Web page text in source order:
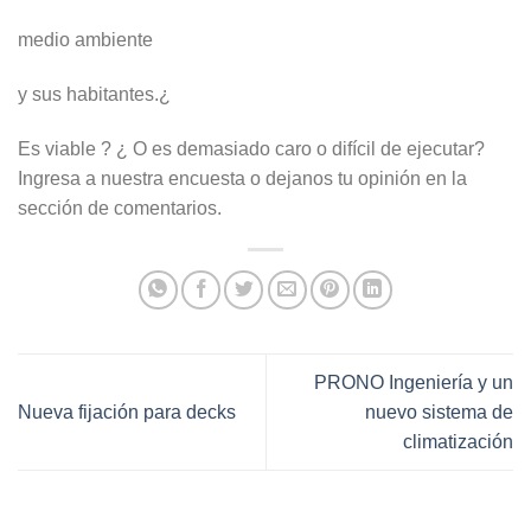
medio ambiente
y sus habitantes.¿
Es viable ? ¿ O es demasiado caro o difícil de ejecutar?
Ingresa a nuestra encuesta o dejanos tu opinión en la
sección de comentarios.
Nueva fijación para decks
PRONO Ingeniería y un
nuevo sistema de
climatización